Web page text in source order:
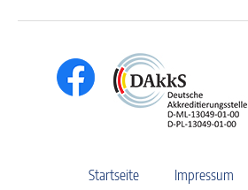
Startseite Impressum